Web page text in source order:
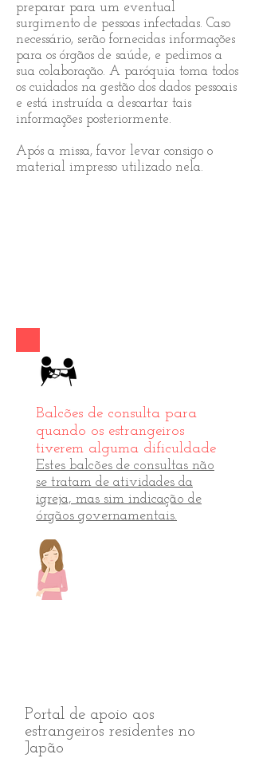
preparar para um eventual
surgimento de pessoas infectadas. Caso
necessário, serão fornecidas informações
para os órgãos de saúde, e pedimos a
sua colaboração. A paróquia toma todos
os cuidados na gestão dos dados pessoais
e está instruída a descartar tais
informações posteriormente.
Após a missa, favor levar consigo o
material impresso utilizado nela.
Balcões de consulta para
quando os estrangeiros
tiverem alguma dificuldade
Estes balcões de consultas não
se tratam de atividades da
igreja, mas sim indicação de
órgãos governamentais.
Portal de apoio aos
estrangeiros residentes no
Japão